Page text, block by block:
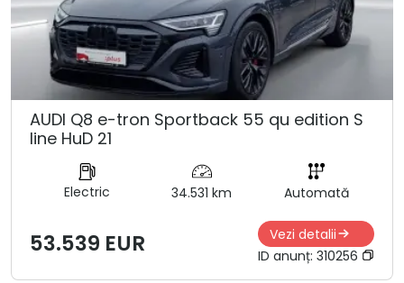
AUDI Q8 e-tron Sportback 55 qu edition S
line HuD 21
Electric 34.531 km Automată
53.539 EUR
Vezi detalii
ID anunț: 310256